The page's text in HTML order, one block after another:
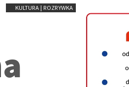
KULTURA | ROZRYWKA